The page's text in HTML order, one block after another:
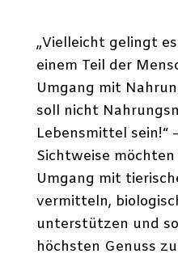
„Vielleicht gelingt
einem Teil der
Umgang mit
soll nicht
Lebensmittel sein!“
Sichtweise
Umgang mit
vermitteln,
unterstützen und
höchsten Genuss